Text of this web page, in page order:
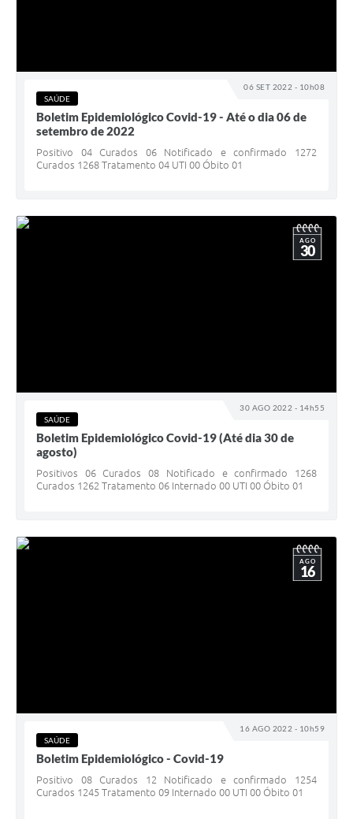
Agenda
Contato
06 SET 2022 - 10h08
SAÚDE
Boletim Epidemiológico Covid-19 - Até o dia 06 de
setembro de 2022
Positivo 04 Curados 06 Notificado e confirmado 1272
Curados 1268 Tratamento 04 UTI 00 Óbito 01
30 AGO 2022 - 14h55
AGO
30
SAÚDE
Boletim Epidemiológico Covid-19 (Até dia 30 de
agosto)
Positivos 06 Curados 08 Notificado e confirmado 1268
Curados 1262 Tratamento 06 Internado 00 UTI 00 Óbito 01
16 AGO 2022 - 10h59
AGO
16
SAÚDE
Boletim Epidemiológico - Covid-19
Positivo 08 Curados 12 Notificado e confirmado 1254
Curados 1245 Tratamento 09 Internado 00 UTI 00 Óbito 01